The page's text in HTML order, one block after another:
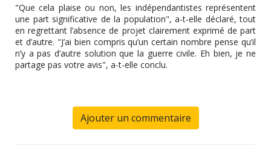
"Que cela plaise ou non, les indépendantistes représentent
une part significative de la population", a-t-elle déclaré, tout
en regrettant l’absence de projet clairement exprimé de part
et d’autre. "J’ai bien compris qu’un certain nombre pense qu’il
n’y a pas d’autre solution que la guerre civile. Eh bien, je ne
partage pas votre avis", a-t-elle conclu.
Ajouter un commentaire